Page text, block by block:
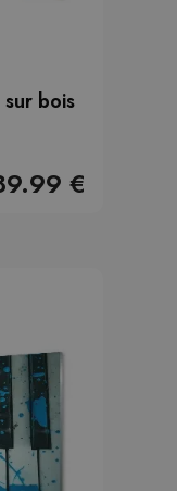
bois
€